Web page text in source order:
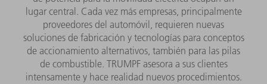
lugar central. Cada vez más empresas, principalmente
proveedores del automóvil, requieren nuevas
soluciones de fabricación y tecnologías para conceptos
de accionamiento alternativos, también para las pilas
de combustible. TRUMPF asesora a sus clientes
intensamente y hace realidad nuevos procedimientos.